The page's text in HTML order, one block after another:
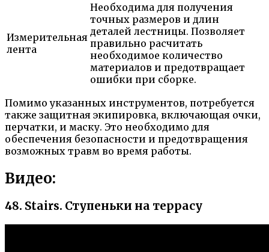
Измерительная
лента
Необходима для получения
точных размеров и длин
деталей лестницы. Позволяет
правильно расчитать
необходимое количество
материалов и предотвращает
ошибки при сборке.
Помимо указанных инструментов, потребуется
также защитная экипировка, включающая очки,
перчатки, и маску. Это необходимо для
обеспечения безопасности и предотвращения
возможных травм во время работы.
Видео:
48. Stairs. Ступеньки на террасу